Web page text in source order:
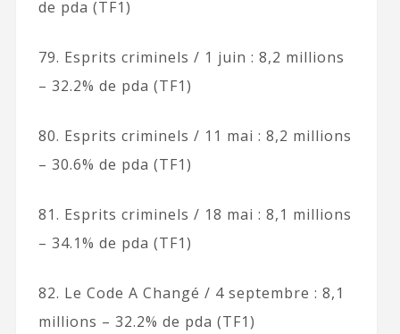
de pda (TF1)
79. Esprits criminels / 1 juin : 8,2 millions
– 32.2% de pda (TF1)
80. Esprits criminels / 11 mai : 8,2 millions
– 30.6% de pda (TF1)
81. Esprits criminels / 18 mai : 8,1 millions
– 34.1% de pda (TF1)
82. Le Code A Changé / 4 septembre : 8,1
millions – 32.2% de pda (TF1)